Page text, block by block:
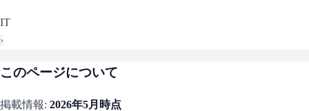
IT
›
このページについて
掲載情報: 2026年5月 時点